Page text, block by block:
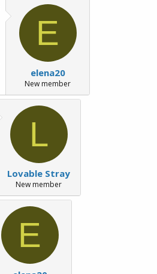
E
elena20
New member
L
Lovable Stray
New member
E